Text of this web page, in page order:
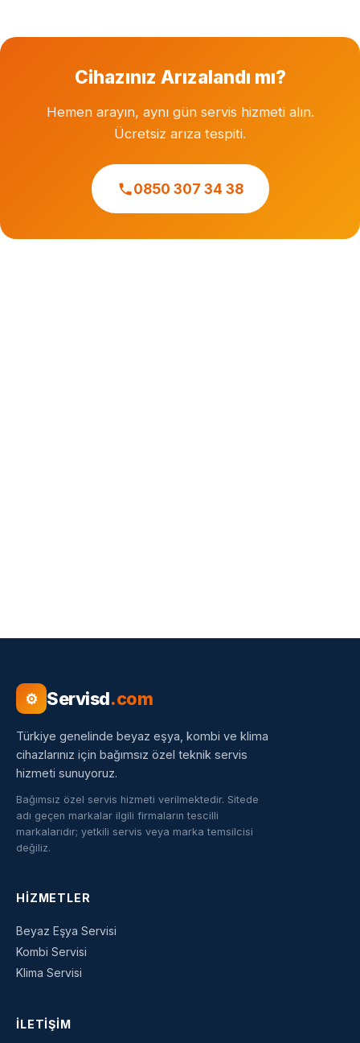
Cihazınız Arızalandı mı?
Hemen arayın, aynı gün servis hizmeti alın.
Ücretsiz arıza tespiti.
0850 307 34 38
⚙ Servisd.com
Türkiye genelinde beyaz eşya, kombi ve klima
cihazlarınız için bağımsız özel teknik servis
hizmeti sunuyoruz.
Bağımsız özel servis hizmeti verilmektedir. Sitede
adı geçen markalar ilgili firmaların tescilli
markalarıdır; yetkili servis veya marka temsilcisi
değiliz.
HIZMETLER
Beyaz Eşya Servisi
Kombi Servisi
Klima Servisi
İLETIŞIM